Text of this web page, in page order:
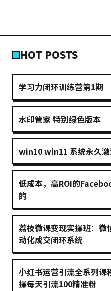
HOT POSTS
学习力闭环训练营第1期
水印管家 特别绿色版本
win10 win11 系统永久
低成本，高ROI的
的
荔枝微课变现实操班：微
动化成交闭环系统
小红书运营引流全系列课
操每天引流100精准粉